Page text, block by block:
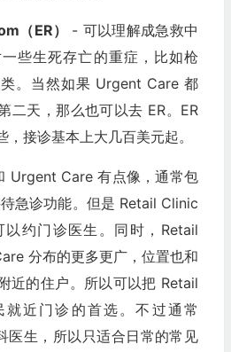
（ER）
- 可以理解成急救中
些生死存亡的重症，比如枪
。当然如果 Urgent Care 都
二天，那么也可以去 ER。ER
接诊基本上大几百美元起。
Urgent Care 有点像，通常包
急诊功能。但是 Retail Clinic
约门诊医生。同时，Retail
分布的更多更广，位置也和
近的住户。所以可以把 Retail
就近门诊的首选。不过通常
医生，所以只适合日常的常见